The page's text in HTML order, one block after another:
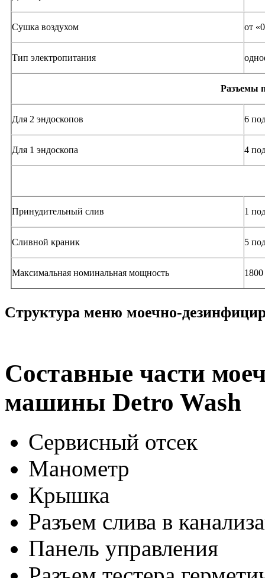
Сушка воздухом от
Тип электропитания
Разъемы
Для 2 эндоскопов 6
Для 1 эндоскопа 4
Принудительный слив 1
Сливной краник 5
Максимальная номинальная мощность
Структура меню моечно-
Составные части
машины Detro Wash
Сервисный отсек
Манометр
Крышка
Разъем слива в
Панель управления